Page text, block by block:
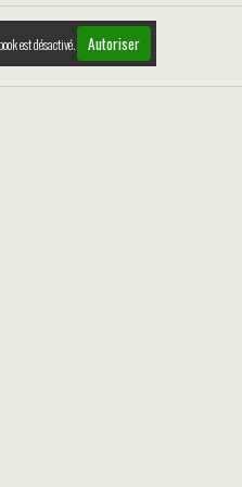
est désactivé. Autoriser